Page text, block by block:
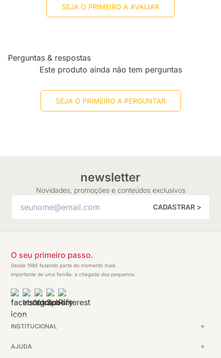
SEJA O PRIMEIRO A AVALIAR
Perguntas & respostas
Este produto ainda não tem perguntas
SEJA O PRIMEIRO A PERGUNTAR
newsletter
Novidades, promoções e conteúdos exclusivos
CADASTRAR >
O seu primeiro passo.
Desde 1985 fazendo parte do momento mais
importante de uma família: a chegada dos pequenos.
INSTITUCIONAL
AJUDA